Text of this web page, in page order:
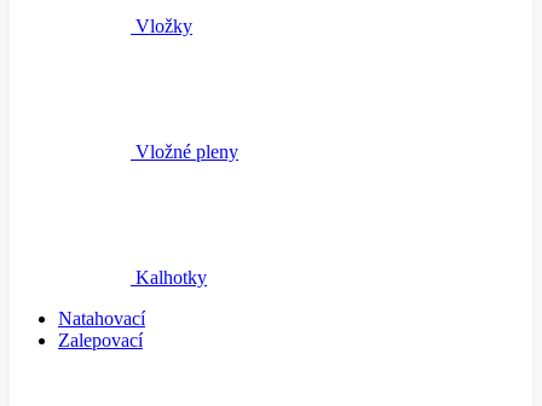
Vložky
Vložné pleny
Kalhotky
Natahovací
Zalepovací